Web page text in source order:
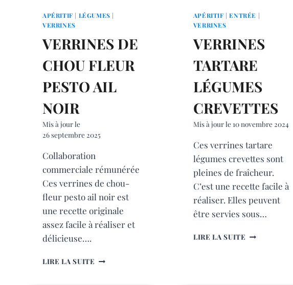
APÉRITIF | LÉGUMES |
VERRINES
VERRINES DE
CHOU FLEUR
PESTO AIL
NOIR
Mis à jour le
26 septembre 2025
Collaboration
commerciale rémunérée
Ces verrines de chou-
fleur pesto ail noir est
une recette originale
assez facile à réaliser et
délicieuse….
LIRE LA SUITE VERRINES
APÉRITIF |ENTRÉE |
VERRINES
VERRINES
TARTARE
LÉGUMES
CREVETTES
Mis à jour le 10 novembre 2024
Ces verrines tartare
légumes crevettes sont
pleines de fraîcheur.
C’est une recette facile à
réaliser. Elles peuvent
être servies sous…
LIRE LA SUITE VERRINES